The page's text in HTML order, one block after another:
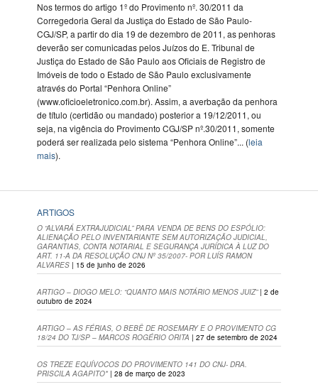
Nos termos do artigo 1º do Provimento nº. 30/2011 da
Corregedoria Geral da Justiça do Estado de São Paulo-
CGJ/SP, a partir do dia 19 de dezembro de 2011, as penhoras
deverão ser comunicadas pelos Juízos do E. Tribunal de
Justiça do Estado de São Paulo aos Oficiais de Registro de
Imóveis de todo o Estado de São Paulo exclusivamente
através do Portal “Penhora Online”
(www.oficioeletronico.com.br). Assim, a averbação da penhora
de título (certidão ou mandado) posterior a 19/12/2011, ou
seja, na vigência do Provimento CGJ/SP nº.30/2011, somente
poderá ser realizada pelo sistema “Penhora Online”... (leia
mais).
ARTIGOS
O “ALVARÁ EXTRAJUDICIAL” PARA VENDA DE BENS DO ESPÓLIO:
ALIENAÇÃO PELO INVENTARIANTE SEM AUTORIZAÇÃO JUDICIAL,
GARANTIAS, CONTA NOTARIAL E SEGURANÇA JURÍDICA À LUZ DO
ART. 11-A DA RESOLUÇÃO CNJ Nº 35/2007- POR LUÍS RAMON
ALVARES | 15 de junho de 2026
ARTIGO – DIOGO MELO: “QUANTO MAIS NOTÁRIO MENOS JUIZ” | 2 de
outubro de 2024
ARTIGO – AS FÉRIAS, O BEBÊ DE ROSEMARY E O PROVIMENTO CG
18/24 DO TJ/SP – MARCOS ROGÉRIO ORITA | 27 de setembro de 2024
OS TREZE EQUÍVOCOS DO PROVIMENTO 141 DO CNJ- DRA.
PRISCILA AGAPITO* | 28 de março de 2023